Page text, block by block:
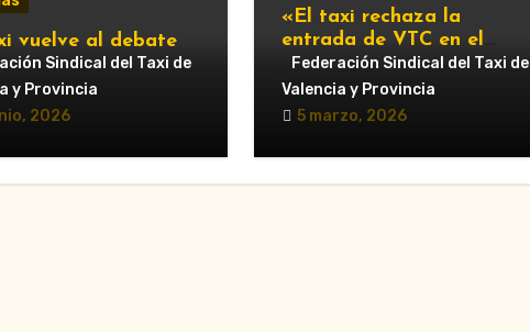
vuelve al debate
Compromís pide
de
que respalde al
de las
Sindical del Taxi de
y Provincia
2026
«El taxi rechaza la
entrada de VTC en el
servicio urbano y advierte
de nuevas movilizaciones»
Federación Sindical del Taxi de
Valencia y Provincia
5 marzo, 2026